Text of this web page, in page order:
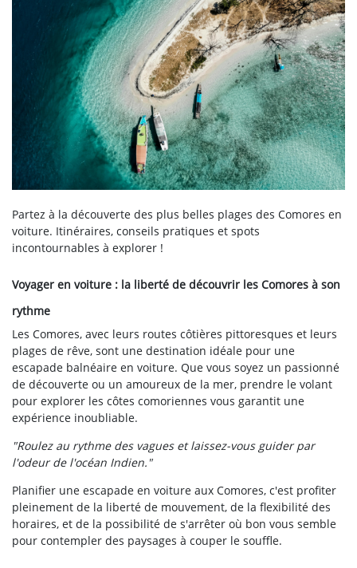
Partez à la découverte des plus belles plages des Comores en
voiture. Itinéraires, conseils pratiques et spots
incontournables à explorer !
Voyager en voiture : la liberté de découvrir les Comores à son
rythme
Les Comores, avec leurs routes côtières pittoresques et leurs
plages de rêve, sont une destination idéale pour une
escapade balnéaire en voiture. Que vous soyez un passionné
de découverte ou un amoureux de la mer, prendre le volant
pour explorer les côtes comoriennes vous garantit une
expérience inoubliable.
"Roulez au rythme des vagues et laissez-vous guider par
l'odeur de l'océan Indien."
Planifier une escapade en voiture aux Comores, c'est profiter
pleinement de la liberté de mouvement, de la flexibilité des
horaires, et de la possibilité de s'arrêter où bon vous semble
pour contempler des paysages à couper le souffle.